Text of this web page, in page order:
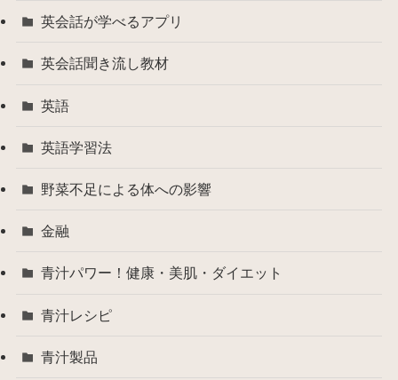
英会話が学べるアプリ
英会話聞き流し教材
英語
英語学習法
野菜不足による体への影響
金融
青汁パワー！健康・美肌・ダイエット
青汁レシピ
青汁製品